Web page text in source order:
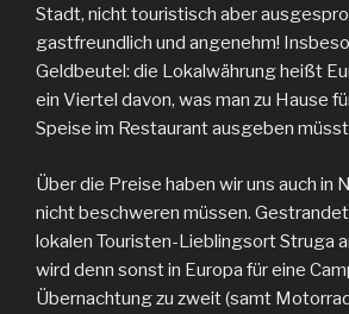
Stadt, nicht touristisch aber
gastfreundlich und angenehm!
Geldbeutel: die Lokalwährung heißt
ein Viertel davon, was man zu Hause
Speise im Restaurant ausgeben
Über die Preise haben wir uns auch in
nicht beschweren müssen.
lokalen Touristen-Lieblingsort Struga
wird denn sonst in Europa für eine
Übernachtung zu zweit (samt